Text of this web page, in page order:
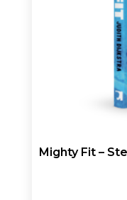
Mighty Fit –